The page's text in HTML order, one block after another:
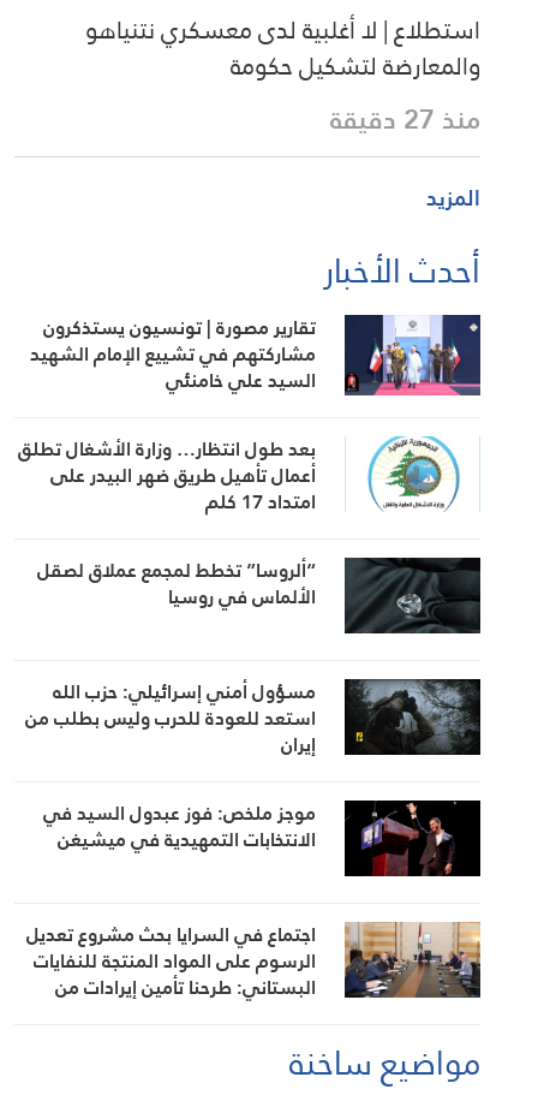
استطلاع | لا أغلبية لدى معسكري نتنياهو
والمعارضة لتشكيل حكومة
منذ 27 دقيقة
المزيد
أحدث الأخبار
تقارير مصورة | تونسيون يستذكرون
مشاركتهم في تشييع الإمام الشهيد
السيد علي خامنئي
بعد طول انتظار… وزارة الأشغال تطلق
أعمال تأهيل طريق ضهر البيدر على
امتداد 17 كلم
“ألروسا” تخطط لمجمع عملاق لصقل
الألماس في روسيا
مسؤول أمني إسرائيلي: حزب الله
استعد للعودة للحرب وليس بطلب من
إيران
موجز ملخص: فوز عبدول السيد في
الانتخابات التمهيدية في ميشيغن
اجتماع في السرايا بحث مشروع تعديل
الرسوم على المواد المنتجة للنفايات
البستاني: طرحنا تأمين إيرادات من
مصادر أخرى لتخفيف العبء عن كاهل
مواضيع ساخنة